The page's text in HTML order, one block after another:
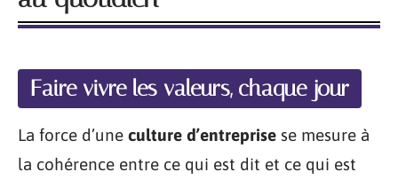
Faire vivre les valeurs, chaque jour
La force d’une culture d’entreprise se mesure à
la cohérence entre ce qui est dit et ce qui est